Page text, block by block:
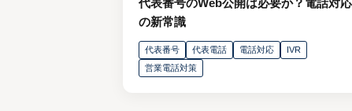
代表番号のWeb公開は必要か？電話対応
の新常識
代表番号 代表電話 電話対応
IVR
営業電話対策